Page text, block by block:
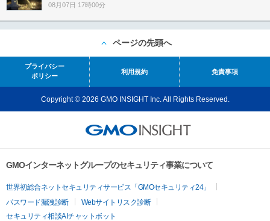
08月07日 17時00分
ページの先頭へ
プライバシー
ポリシー
利用規約 免責事項
Copyright © 2026 GMO INSIGHT Inc. All Rights Reserved.
GMOインターネットグループのセキュリティ事業について
世界初総合ネットセキュリティサービス「GMOセキュリティ24」
パスワード漏洩診断
Webサイトリスク診断
セキュリティ相談AIチャットボット